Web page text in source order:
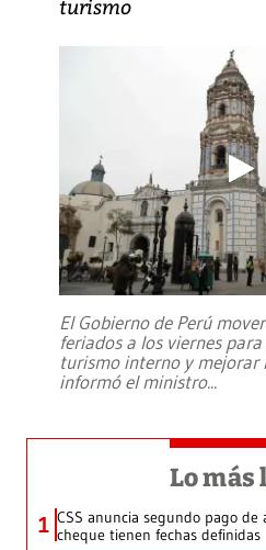
turismo
El Gobierno de Perú
feriados a los viernes
turismo interno y mejorar
informó el ministro...
Lo más
1 CSS anuncia segundo pago de
cheque tienen fechas definidas